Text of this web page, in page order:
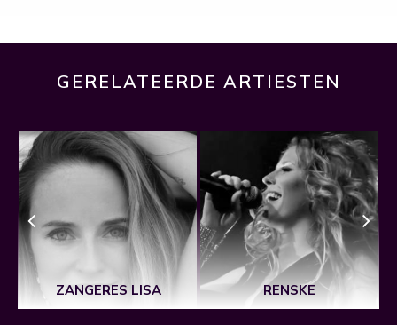
GERELATEERDE ARTIESTEN
ZANGERES LISA RENSKE